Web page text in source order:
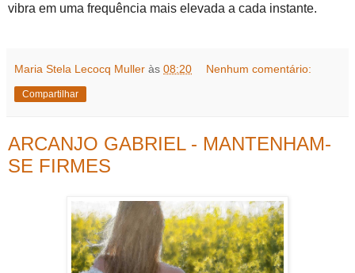
vibra em uma frequência mais elevada a cada instante.
Maria Stela Lecocq Muller às 08:20 Nenhum comentário:
Compartilhar
ARCANJO GABRIEL - MANTENHAM-
SE FIRMES